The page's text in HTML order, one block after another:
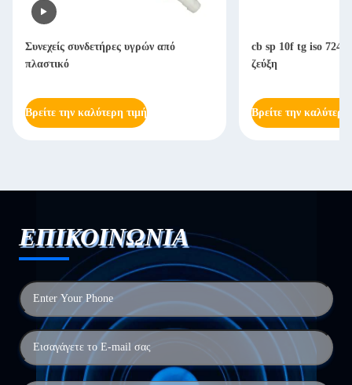
Συνεχείς συνδετήρες υγρών από
πλαστικό
Βρείτε την καλύτερη τιμή
cb sp 10f tg iso 7241
ζεύξη
Βρείτε την καλύτερη
ΕΠΙΚΟΙΝΩΝΙΑ